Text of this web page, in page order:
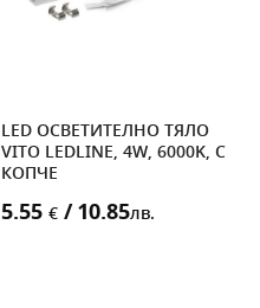
LED ОСВЕТИТЕЛНО ТЯЛО
VITO LEDLINE, 4W, 6000K, С
КОПЧЕ
5.55 € / 10.85лв.